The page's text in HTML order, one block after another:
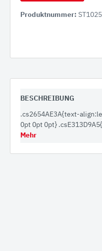
Produktnummer:
BESCHREIBUNG
.cs2654AE3A{text-
0pt 0pt 0pt}
Mehr